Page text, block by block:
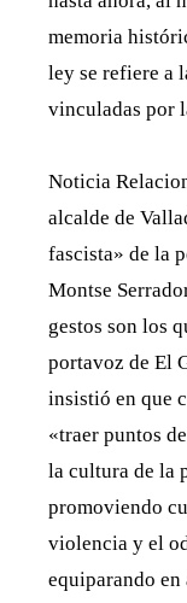
memoria
ley se refiere a
vinculadas por
Noticia
alcalde de
fascista» de la
Montse
gestos son los
portavoz de El
insistió en que
«traer puntos
la cultura de la
promoviendo
violencia y el
equiparando